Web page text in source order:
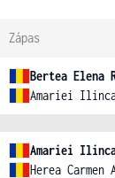
Zápas
Bertea Elena
Amariei
Amariei
Herea Carmen